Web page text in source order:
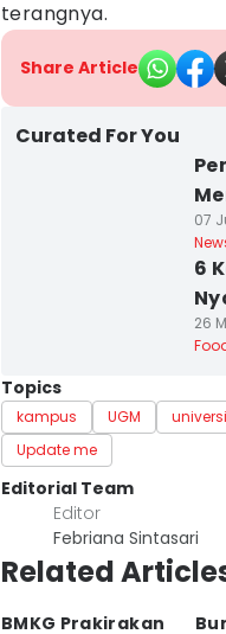
terangnya.
Share Article
Curated For You
07
6
26
Topics
kampus UGM
Update me
Editorial Team
Editor
Febriana Sintasari
Related
BMKG Prakirakan